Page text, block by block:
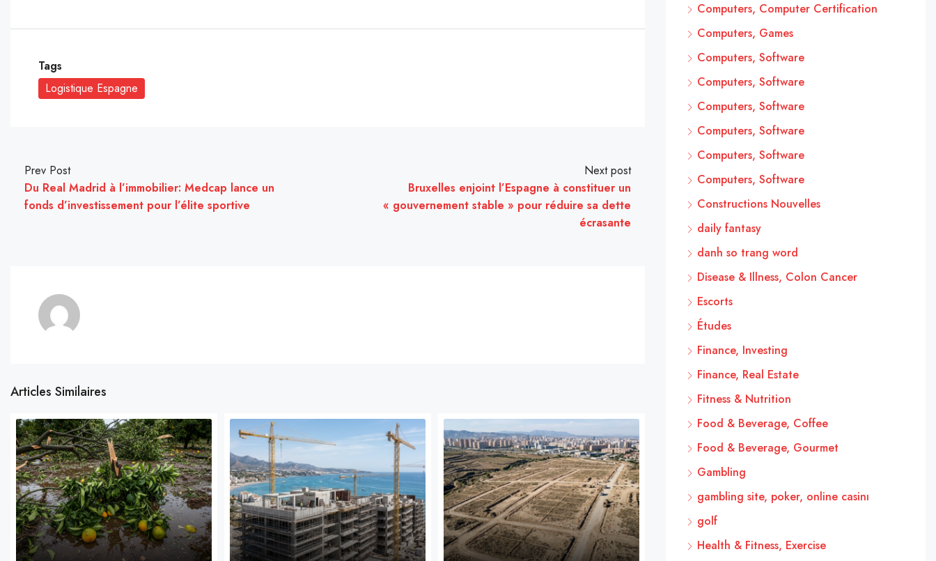
Tags
Logistique Espagne
Prev Post
Du Real Madrid à l’immobilier: Medcap lance un
fonds d’investissement pour l’élite sportive
Next post
Bruxelles enjoint l’Espagne à constituer un
« gouvernement stable » pour réduire sa dette
écrasante
Articles Similaires
Computers, Computer Certification
Computers, Games
Computers, Software
Computers, Software
Computers, Software
Computers, Software
Computers, Software
Computers, Software
Constructions Nouvelles
daily fantasy
danh so trang word
Disease & Illness, Colon Cancer
Escorts
Études
Finance, Investing
Finance, Real Estate
Fitness & Nutrition
Food & Beverage, Coffee
Food & Beverage, Gourmet
Gambling
gambling site, poker, online casinı
golf
Health & Fitness, Exercise